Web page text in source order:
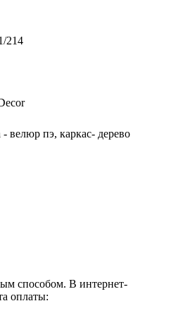
214
- велюр пэ, каркас- дерево
способом. В интернет-
оплаты: